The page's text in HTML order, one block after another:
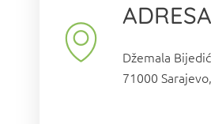
ADRESA
Džemala
71000